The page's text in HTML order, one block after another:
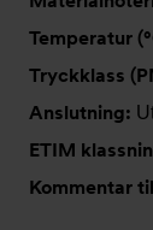
Temperatur
Tryckklass
Anslutning:
ETIM
Kommentar